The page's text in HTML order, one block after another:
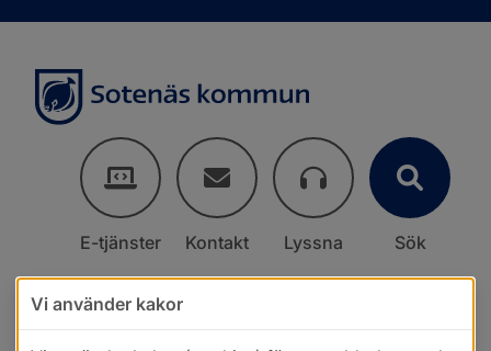
E-tjänster Kontakt Lyssna Sök
Vi använder kakor